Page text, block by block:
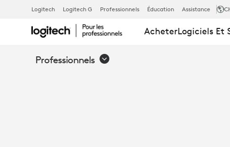
ÉTUDE
DE
Logitech Logitech G Professionnels Éducation Assistance
AcheterLogiciels Et
Professionnels